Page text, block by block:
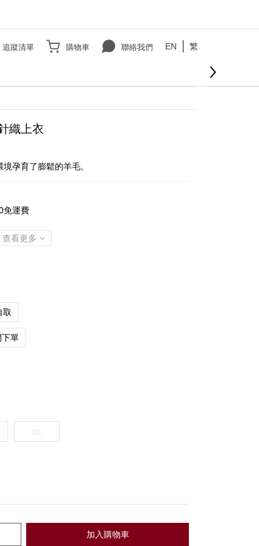
追蹤清單 購物車 聯絡我們 EN 繁
織上衣
孕育了膨鬆的羊毛。
免運費
查看更多
取
下單
XL
加入購物車